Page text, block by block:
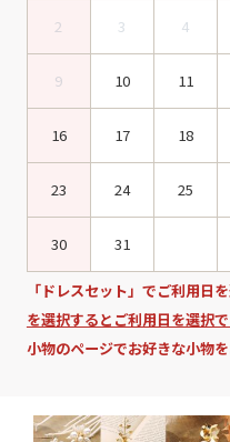
2 3 4
9 10 11
16 17 18
23 24 25
30 31
「ドレスセット」でご利用日
を選択するとご利用日を選択
小物のページでお好きな小物を